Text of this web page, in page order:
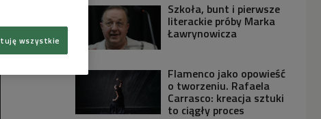
Szkoła, bunt i pierwsze
literackie próby Marka
Ławrynowicza
Flamenco jako opowieść
o tworzeniu. Rafaela
Carrasco: kreacja sztuki
to ciągły proces
wszystkie